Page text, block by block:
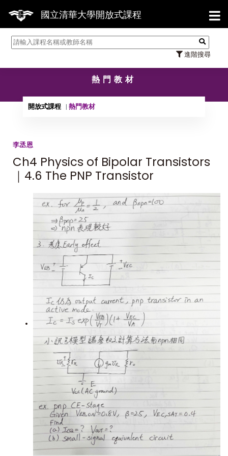
國立清華大學開放式課程
進階搜尋
【
熱門教材
開放式課程 熱門教材
李丞恩
Ch4 Physics of Bipolar Transistors
｜4.6 The PNP Transistor